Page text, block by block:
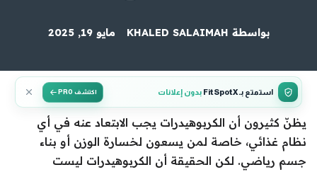
بواسطة KHALED SALAIMAH مايو 19, 2025
استمتع بـ FitSpotX بدون إعلانات اكتشف PRO
يظنّ كثيرون أن الكربوهيدرات يجب الابتعاد عنه في أي
نظام غذائي، خاصة لمن يسعون لخسارة الوزن أو بناء
جسم رياضي. لكن الحقيقة أن الكربوهيدرات ليست